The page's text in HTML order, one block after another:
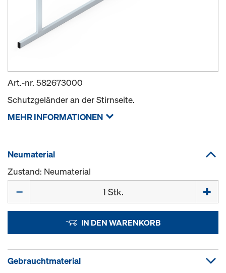
Art.-nr. 582673000
Schutzgeländer an der Stirnseite.
MEHR INFORMATIONEN
Neumaterial
Zustand: Neumaterial
IN DEN WARENKORB
Gebrauchtmaterial